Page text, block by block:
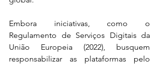
Embora iniciativas, como o
Regulamento de Serviços Digitais da
União Europeia (2022), busquem
responsabilizar as plataformas pelo